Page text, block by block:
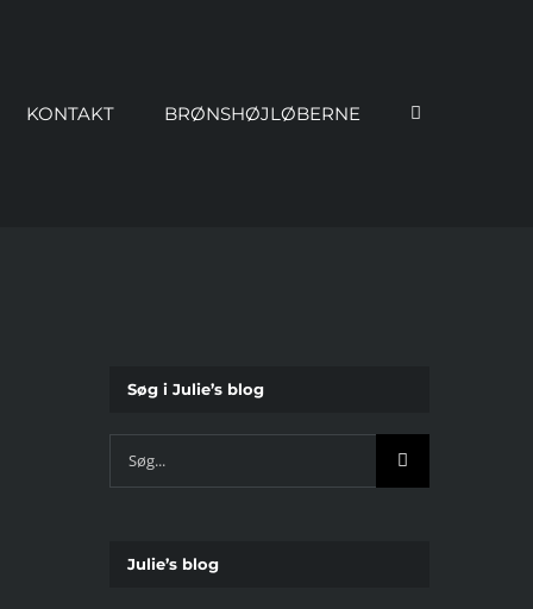
KONTAKT BRØNSHØJLØBERNE
Søg i Julie’s blog
Søg
efter:
Julie’s blog